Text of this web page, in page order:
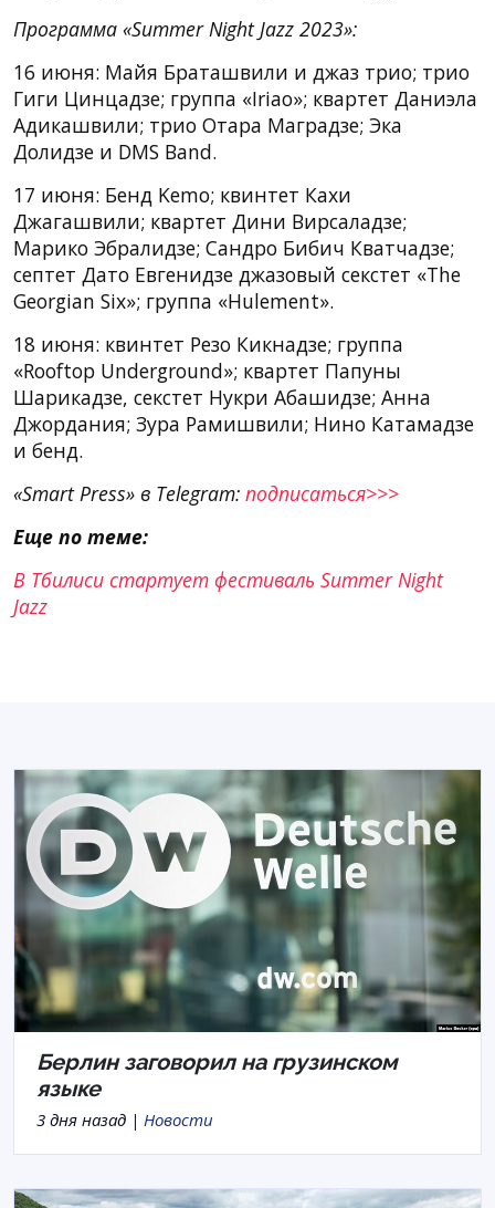
Программа «Summer Night Jazz 2023»:
16 июня: Майя Браташвили и джаз трио; трио
Гиги Цинцадзе; группа «Iriao»; квартет Даниэла
Адикашвили; трио Отара Маградзе; Эка
Долидзе и DMS Band.
17 июня: Бенд Kemo; квинтет Кахи
Джагашвили; квартет Дини Вирсаладзе;
Марико Эбралидзе; Сандро Бибич Кватчадзе;
септет Дато Евгенидзе джазовый секстет «The
Georgian Six»; группа «Hulement».
18 июня: квинтет Резо Кикнадзе; группа
«Rooftop Underground»; квартет Папуны
Шарикадзе, секстет Нукри Абашидзе; Анна
Джордания; Зура Рамишвили; Нино Катамадзе
и бенд.
«Smart Press» в Telegram: подписаться>>>
Еще по теме:
В Тбилиси стартует фестиваль Summer Night
Jazz
Берлин заговорил на грузинском
языке
3 дня назад | Новости